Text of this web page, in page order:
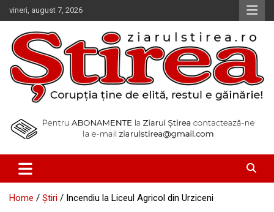
Skip
to
content
vineri, august 7, 2026
Ziarul Știrea
Home Știri Incendiu la Liceul Agricol din Urziceni